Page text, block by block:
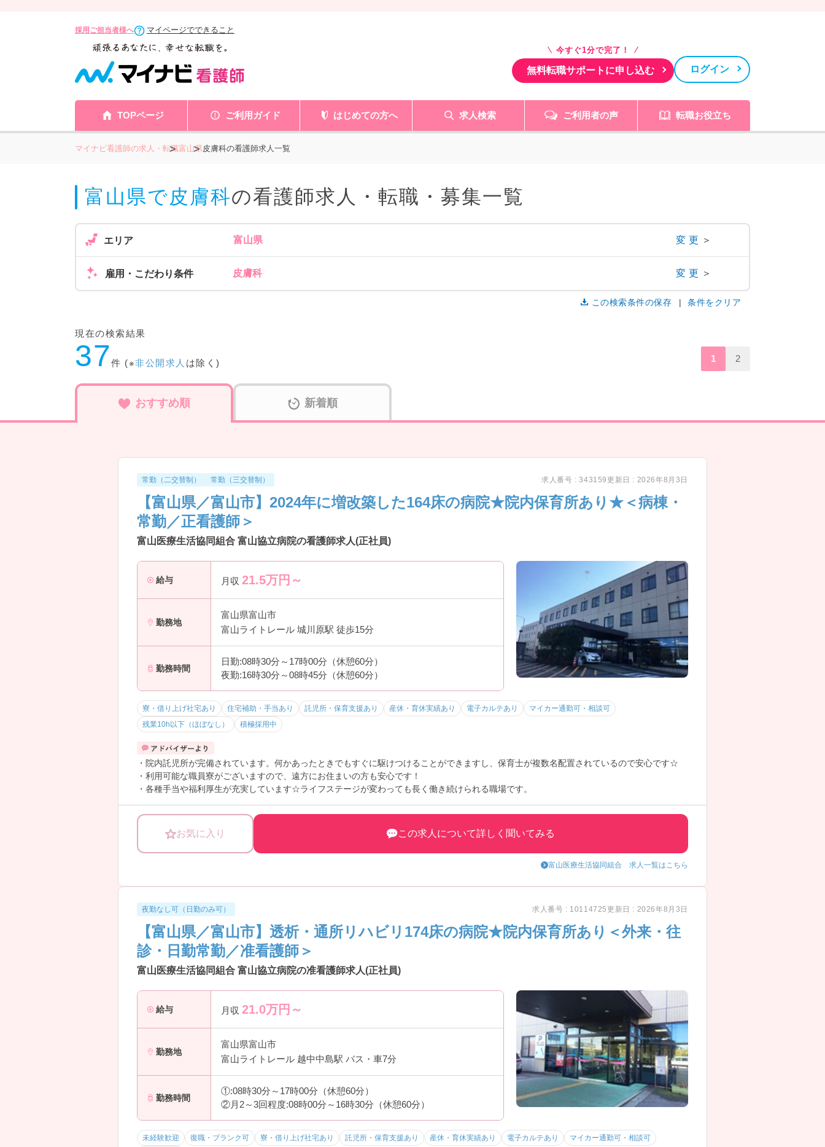
採用ご担当者様へ マイページでできること
今すぐ1分で完了！
無料転職サポートに申し込む ログイン
TOPページ ご利用ガイド はじめての方へ 求人検索 ご利用者の声 転職お役立ち
マイナビ看護師の求人・転職富山県皮膚科の看護師求人一覧
富山県で皮膚科の看護師求人・転職・募集一覧
エリア 富山県 変更 ＞
雇用・こだわり条件 皮膚科 変更 ＞
この検索条件の保存 条件をクリア
現在の検索結果
37件 (※非公開求人 は除く) 1 2
おすすめ順 新着順
常勤（二交替制） 常勤（三交替制） 求人番号 : 343159更新日 : 2026年8月3日
【富山県／富山市】2024年に増改築した164床の病院★院内保育所あり★＜病棟・
常勤／正看護師＞
富山医療生活協同組合 富山協立病院の看護師求人(正社員)
給与 月収 21.5万円～
勤務地
富山県富山市
富山ライトレール 城川原駅 徒歩15分
勤務時間
日勤:08時30分～17時00分（休憩60分）
夜勤:16時30分～08時45分（休憩60分）
寮・借り上げ社宅あり 住宅補助・手当あり 託児所・保育支援あり 産休・育休実績あり 電子カルテあり
マイカー通勤可・相談可
残業10h以下（ほぼなし）
積極採用中
・院内託児所が完備されています。何かあったときでもすぐに駆けつけることができますし、保育士が複数名配置されているので安心です☆
・利用可能な職員寮がございますので、遠方にお住まいの方も安心です！
・各種手当や福利厚生が充実しています☆ライフステージが変わっても長く働き続けられる職場です。
お気に入り この求人について詳しく聞いてみる
富山医療生活協同組合 求人一覧はこちら
夜勤なし可（日勤のみ可） 求人番号 : 10114725更新日 : 2026年8月3日
【富山県／富山市】透析・通所リハビリ174床の病院★院内保育所あり＜外来・往
診・日勤常勤／准看護師＞
富山医療生活協同組合 富山協立病院の准看護師求人(正社員)
給与 月収 21.0万円～
勤務地
富山県富山市
富山ライトレール 越中中島駅 バス・車7分
勤務時間
①:08時30分～17時00分（休憩60分）
②月2～3回程度:08時00分～16時30分（休憩60分）
未経験歓迎 復職・ブランク可 寮・借り上げ社宅あり 託児所・保育支援あり 産休・育休実績あり 電子カルテあり
マイカー通勤可・相談可